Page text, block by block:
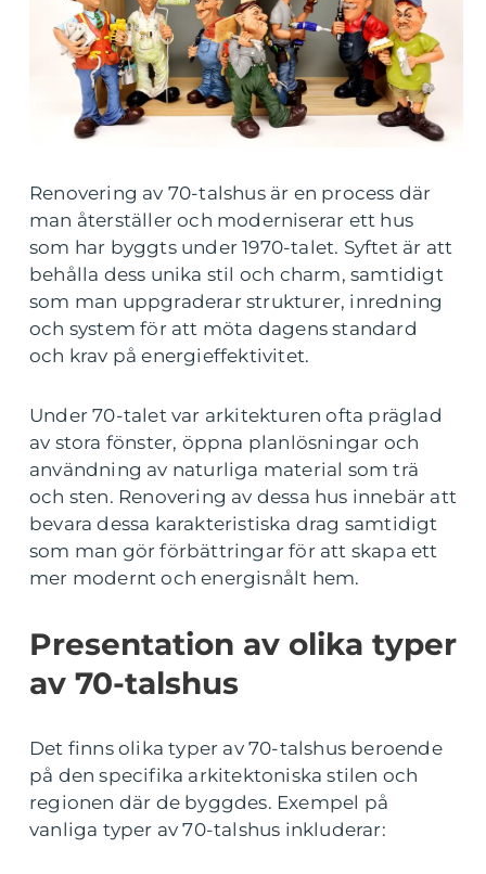
Renovering av 70-talshus är en process där
man återställer och moderniserar ett hus
som har byggts under 1970-talet. Syftet är att
behålla dess unika stil och charm, samtidigt
som man uppgraderar strukturer, inredning
och system för att möta dagens standard
och krav på energieffektivitet.
Under 70-talet var arkitekturen ofta präglad
av stora fönster, öppna planlösningar och
användning av naturliga material som trä
och sten. Renovering av dessa hus innebär att
bevara dessa karakteristiska drag samtidigt
som man gör förbättringar för att skapa ett
mer modernt och energisnålt hem.
Presentation av olika typer
av 70-talshus
Det finns olika typer av 70-talshus beroende
på den specifika arkitektoniska stilen och
regionen där de byggdes. Exempel på
vanliga typer av 70-talshus inkluderar: